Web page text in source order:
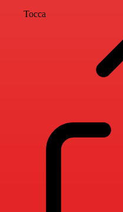
Tocca